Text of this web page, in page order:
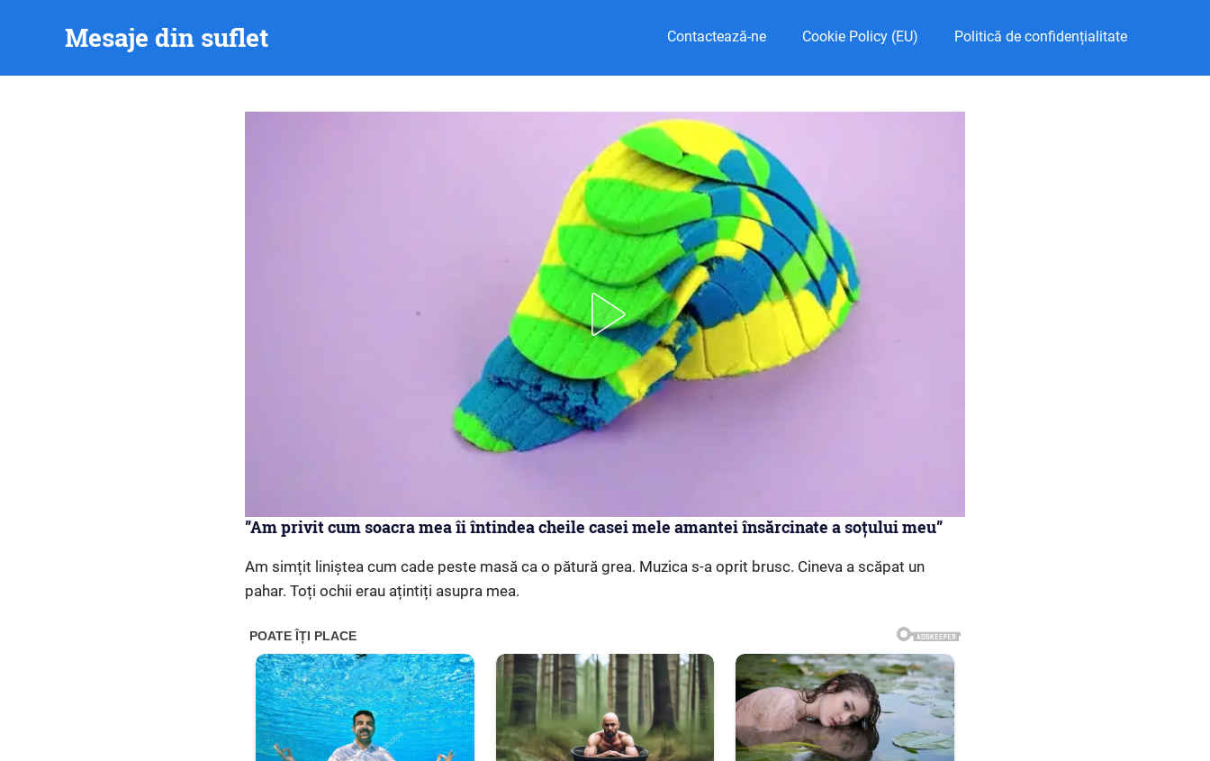
Mesaje din suflet Contactează-ne Cookie Policy (EU) Politică de confidențialitate
”Am privit cum soacra mea îi întindea cheile casei mele amantei însărcinate a soțului meu”
Am simțit liniștea cum cade peste masă ca o pătură grea. Muzica s-a oprit brusc. Cineva a scăpat un
pahar. Toți ochii erau ațintiți asupra mea.